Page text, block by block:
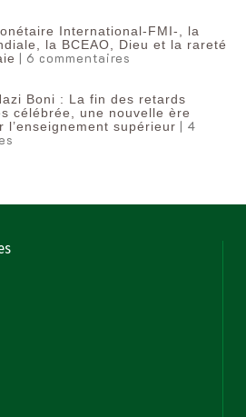
International-FMI-, la
la BCEAO, Dieu et la rareté
| 6 commentaires
Boni : La fin des retards
célébrée, une nouvelle ère
l’enseignement supérieur | 4